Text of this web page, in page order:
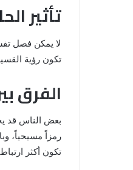
تأثير
لا يمكن فصل
تكون رؤية
الفرق
بعض الناس قد
رمزاً مسيحياً،
تكون أكثر